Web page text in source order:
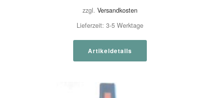
zzgl. Versandkosten
Lieferzeit: 3-5 Werktage
Artikeldetails